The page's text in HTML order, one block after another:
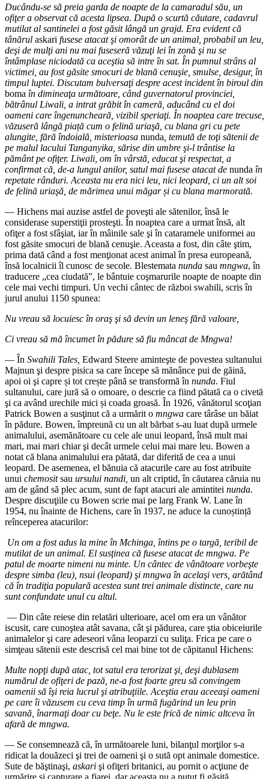
Ducându-se să preia garda de noapte de la camaradul său, un
ofiţer a observat că acesta lipsea. După o scurtă căutare, cadavrul
mutilat al santinelei a fost găsit lângă un grajd. Era evident că
tânărul askari fusese atacat şi omorât de un animal, probabil un leu,
deşi de mulţi ani nu mai fuseseră văzuţi lei în zonă şi nu se
întâmplase niciodată ca aceştia să intre în sat. În pumnul strâns al
victimei, au fost găsite smocuri de blană cenuşie, smulse, desigur, în
timpul luptei. Discutam bulversaţi despre acest incident în biroul din
boma în dimineaţa următoare, când guvernatorul provinciei,
bătrânul Liwali, a intrat grăbit în cameră, aducând cu el doi
oameni care îngenuncheară, vizibil speriaţi. În noaptea care trecuse,
văzuseră lângă piață cum o felină uriaşă, cu blana gri cu pete
alungite, fără îndoială, misterioasa nunda , temută de toţi sătenii de
pe malul lacului Tanganyika, sărise din umbre şi-l trântise la
pământ pe ofiţer. Liwali, om în vârstă, educat şi respectat, a
confirmat că, de-a lungul anilor, satul mai fusese atacat de nunda în
repetate rânduri. Aceasta nu era nici leu, nici leopard, ci un alt soi
de felină uriaşă, de mărimea unui măgar și cu blana marmorată.
— Hichens mai auzise astfel de poveşti ale sătenilor, însă le
considerase superstiţii prosteşti. În noaptea care a urmat însă, alt
ofiţer a fost sfâşiat, iar în mâinile sale şi în cataramele uniformei au
fost găsite smocuri de blană cenuşie. Aceasta a fost, din câte ştim,
prima dată când a fost menţionat acest animal în presa europeană,
însă localnicii îl cunosc de secole. Blestemata nunda sau mngwa, în
traducere „cea ciudată”, le bântuie coşmarurile noapte de noapte din
cele mai vechi timpuri. Un vechi cântec de război swahili, scris în
jurul anului 1150 spunea:
Nu vreau să locuiesc în oraş şi să devin un leneş fără valoare,
Ci vreau să mă încumet în pădure să fiu mâncat de Mngwa!
— În Swahili Tales, Edward Steere aminteşte de povestea sultanului
Majnun şi despre pisica sa care începe să mănânce pui de găină,
apoi oi şi capre și tot crește până se transformă în nunda. Fiul
sultanului, care jură să o omoare, o descrie ca fiind pătată ca o civetă
şi ca având urechile mici și coada groasă. În 1926, vânătorul scoţian
Patrick Bowen a susţinut că a urmărit o mngwa care târâse un băiat
în pădure. Bowen, împreună cu un alt bărbat s-au luat după urmele
animalului, asemănătoare cu cele ale unui leopard, însă mult mai
mari, mai mari chiar şi decât urmele celui mai mare leu. Bowen a
notat că blana animalului era pătată, dar diferită de cea a unui
leopard. De asemenea, el bănuia că atacurile care au fost atribuite
unui chemositsau ursului nandi, un alt criptid, în căutarea căruia nu
am de gând să plec acum, sunt de fapt atacuri ale amintitei nunda.
Despre discuţiile cu Bowen scrie mai pe larg Frank W. Lane în
1954, nu înainte de Hichens, care în 1937, ne aduce la cunoștință
reînceperea atacurilor:
Un om a fost adus la mine în Mchinga, întins pe o targă, teribil de
mutilat de un animal. El susţinea că fusese atacat de mngwa. Pe
patul de moarte nimeni nu minte. Un cântec de vânătoare vorbeşte
despre simba (leu), nsui (leopard) şi mngwa în acelaşi vers, arătând
că în tradiţia populară acestea sunt trei animale distincte, care nu
sunt confundate unul cu altul.
— Din câte reiese din relatări ulterioare, acel om era un vânător
iscusit, care cunoştea atât savana, cât şi pădurea, care ştia obiceiurile
animalelor şi care adeseori vâna leoparzi cu suliţa. Frica pe care o
simţeau sătenii este descrisă cel mai bine tot de căpitanul Hichens:
Multe nopţi după atac, tot satul era terorizat şi, deşi dublasem
numărul de ofiţeri de pază, ne-a fost foarte greu să convingem
oamenii să îşi reia lucrul şi atribuţiile. Aceştia erau aceeaşi oameni
pe care îi văzusem cu ceva timp în urmă fugărind un leu prin
savană, înarmaţi doar cu beţe. Nu le este frică de nimic altceva în
afară de mngwa.
— Se consemnează că, în următoarele luni, bilanţul morţilor s-a
ridicat la douăzeci şi trei de oameni şi o sută opt animale domestice.
Sute de băştinaşi, askari şi ofiţeri britanici, au pornit o acţiune de
urmărire şi capturare a fiarei, dar aceasta nu a putut fi găsită.